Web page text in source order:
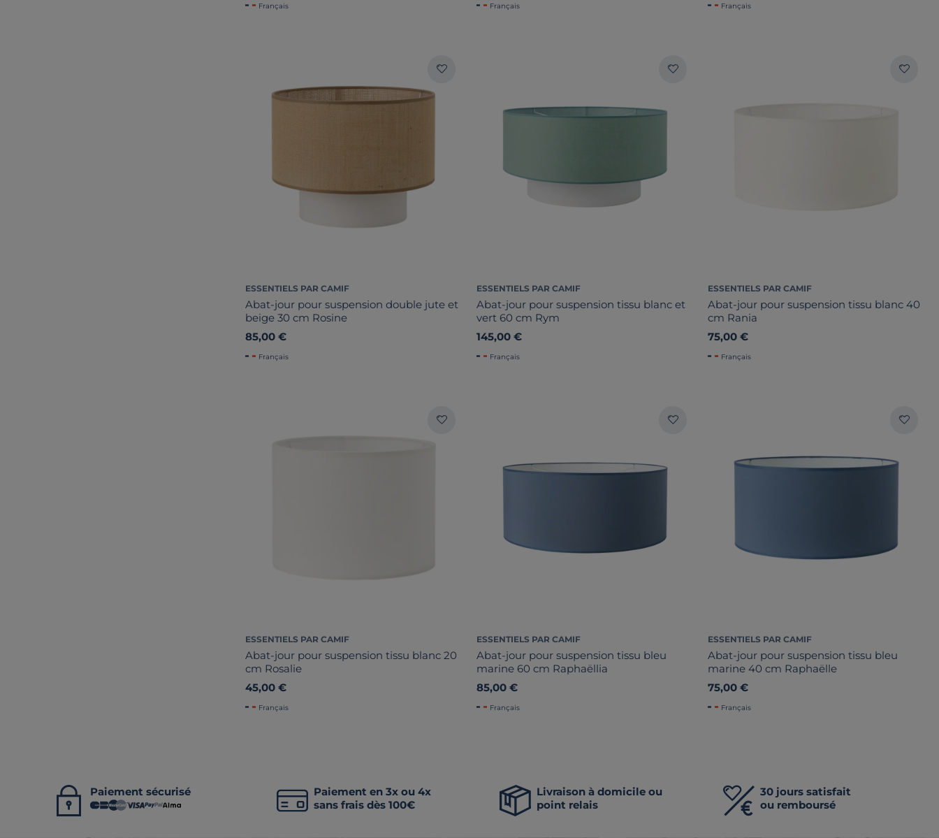
Français Français Français
ESSENTIELS PAR CAMIF
Abat-jour pour suspension double jute et
beige 30 cm Rosine
85,00 €
Français
ESSENTIELS PAR CAMIF
Abat-jour pour suspension tissu blanc et
vert 60 cm Rym
145,00 €
Français
ESSENTIELS PAR CAMIF
Abat-jour pour suspension tissu blanc 40
cm Rania
75,00 €
Français
ESSENTIELS PAR CAMIF
Abat-jour pour suspension tissu blanc 20
cm Rosalie
45,00 €
Français
ESSENTIELS PAR CAMIF
Abat-jour pour suspension tissu bleu
marine 60 cm Raphaëllia
85,00 €
Français
ESSENTIELS PAR CAMIF
Abat-jour pour suspension tissu bleu
marine 40 cm Raphaëlle
75,00 €
Français
Paiement sécurisé
Paiement en 3x ou 4x
sans frais dès 100€
Livraison à domicile ou
point relais
30 jours satisfait
ou remboursé